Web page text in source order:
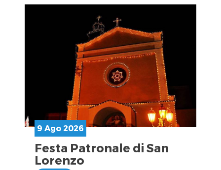
9 Ago 2026
Festa Patronale di San
Lorenzo